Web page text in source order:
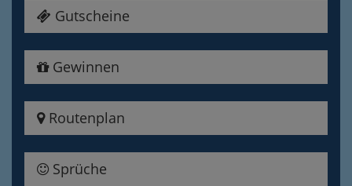
Gutscheine
Gewinnen
Routenplan
Sprüche